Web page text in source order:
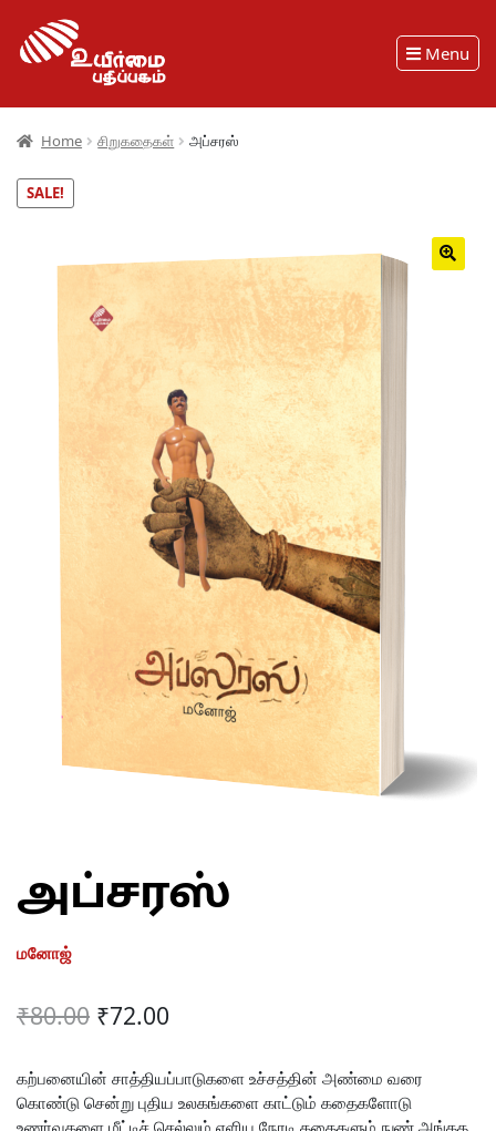
Menu
Home சிறுகதைகள் அப்சரஸ்
SALE!
அப்சரஸ்
மனோஜ்
₹80.00 Original
was:
₹80.00.
₹72.00
is:
₹72.00.
கற்பனையின் சாத்தியப்பாடுகளை உச்சத்தின் அண்மை வரை
கொண்டு சென்று புதிய உலகங்களை காட்டும் கதைகளோடு